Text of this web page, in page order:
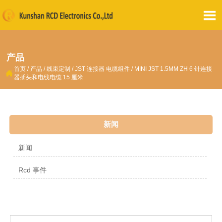

产品
 首页 / 产品 /线束定制 /JST 连接器 电缆组件 / MINI JST 1.5MM ZH 6 针连接
器插头和电线电缆 15 厘米
新闻
新闻
Rcd 事件